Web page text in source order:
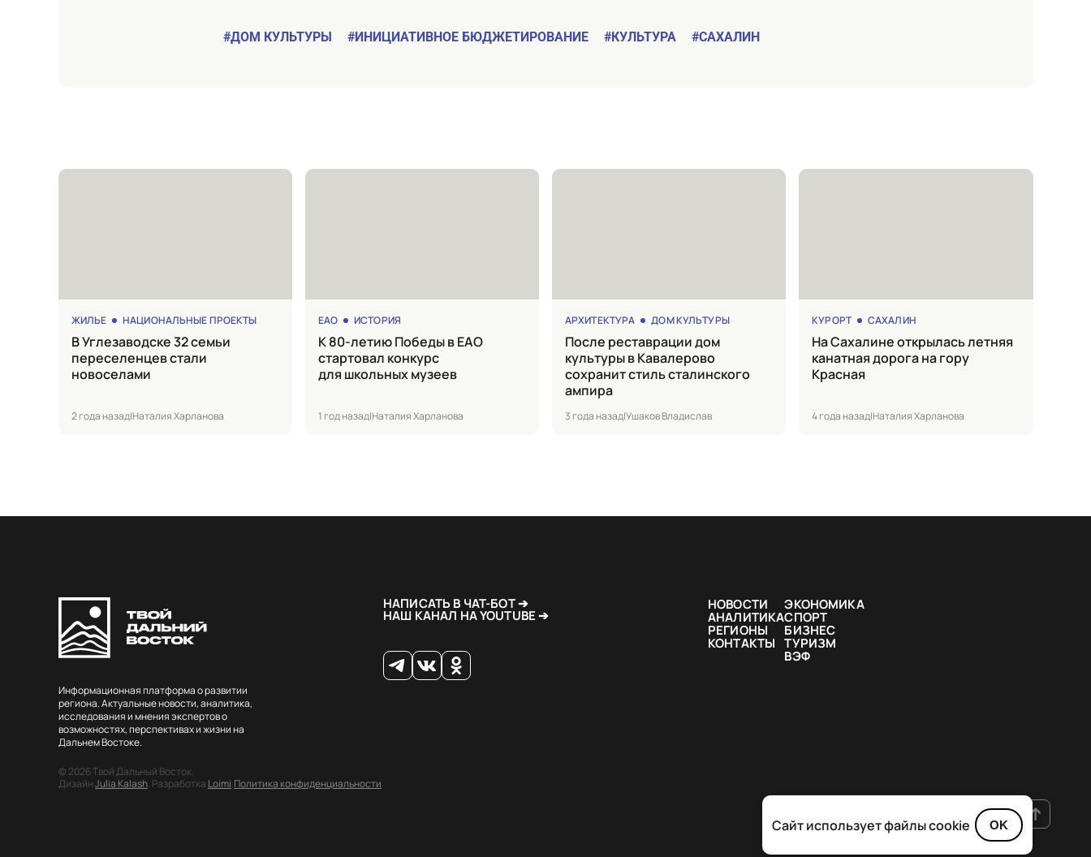
#ДОМ КУЛЬТУРЫ #ИНИЦИАТИВНОЕ БЮДЖЕТИРОВАНИЕ #КУЛЬТУРА #САХАЛИН
ЖИЛЬЕ НАЦИОНАЛЬНЫЕ ПРОЕКТЫ
в Углезаводске 32 семьи
переселенцев стали
новоселами
2 года назад|Наталия Харланова
ЕАО ИСТОРИЯ
к 80-летию Победы в ЕАО
стартовал конкурс
для школьных музеев
1 год назад|Наталия Харланова
АРХИТЕКТУРА ДОМ КУЛЬТУРЫ
После реставрации дом
культуры в Кавалерово
сохранит стиль сталинского
ампира
3 года назад|Ушаков Владислав
КУРОРТ САХАЛИН
на Сахалине открылась летняя
канатная дорога на гору
Красная
4 года назад|Наталия Харланова
Информационная платформа о развитии
региона. Актуальные новости, аналитика,
исследования и мнения экспертов о
возможностях, перспективах и жизни на
Дальнем Востоке.
НАПИСАТЬ В ЧАТ-БОТ ➔
НАШ КАНАЛ НА YOUTUBE ➔
НОВОСТИ
АНАЛИТИКА
РЕГИОНЫ
КОНТАКТЫ
ЭКОНОМИКА
СПОРТ
БИЗНЕС
ТУРИЗМ
ВЭФ
© 2026 Твой Дальный Восток.
ДизайнJulia Kalash. Разработка Loimi.Политика конфиденциальности
Сайт использует файлы cookie OK